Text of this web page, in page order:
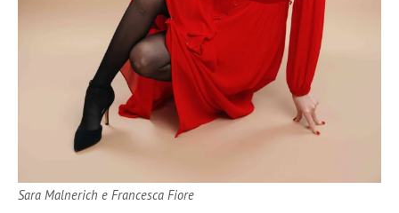
Sara Malnerich e Francesca Fiore